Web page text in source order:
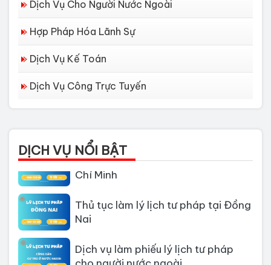
Dịch Vụ Cho Người Nước Ngoài
Hợp Pháp Hóa Lãnh Sự
Dịch Vụ Kế Toán
Dịch Vụ Công Trực Tuyến
DỊCH VỤ NỔI BẬT
Dịch vụ làm Lý lịch tư pháp tại Đà
Thủ tục làm Lý Lịch Tư Pháp tại Hồ
Chí Minh
Thủ tục làm lý lịch tư pháp tại Đồng
Nai
Dịch vụ làm phiếu lý lịch tư pháp
cho người nước ngoài